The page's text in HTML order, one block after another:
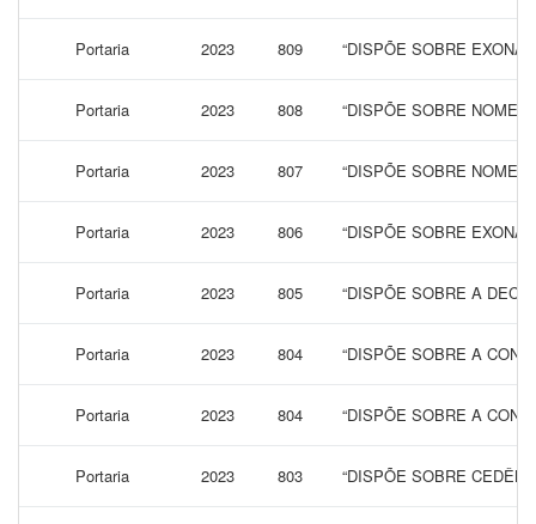
Portaria 2023 809 “DISPÕE SOBRE
Portaria 2023 808 “DISPÕE SOBRE
Portaria 2023 807 “DISPÕE SOBRE
Portaria 2023 806 “DISPÕE SOBRE
Portaria 2023 805 “DISPÕE SOBRE A
Portaria 2023 804 “DISPÕE SOBRE A
Portaria 2023 804 “DISPÕE SOBRE A
Portaria 2023 803 “DISPÕE SOBRE